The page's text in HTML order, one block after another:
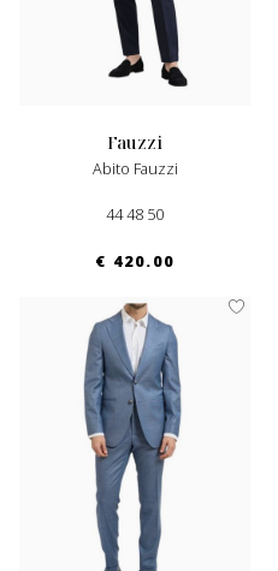
fauzzi
Abito Fauzzi
44 48 50
€ 420.00